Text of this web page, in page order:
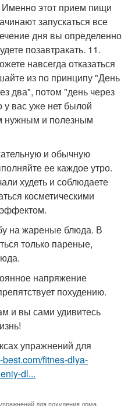
Именно этот прием пищи
запускаться все
дня вы определенно
позавтракать. 11.
навсегда отказаться
из по принципу "День
два", потом "день через
у вас уже нет былой
нужным и полезным
и обычную
ее каждое утро.
худеть и соблюдаете
косметическими
на жареные блюда. В
только пареные,
напряжение
похудению.
и вы сами удивитесь
упражнений для
best.com/fitnes-dlya-
dl...
для похудения дома